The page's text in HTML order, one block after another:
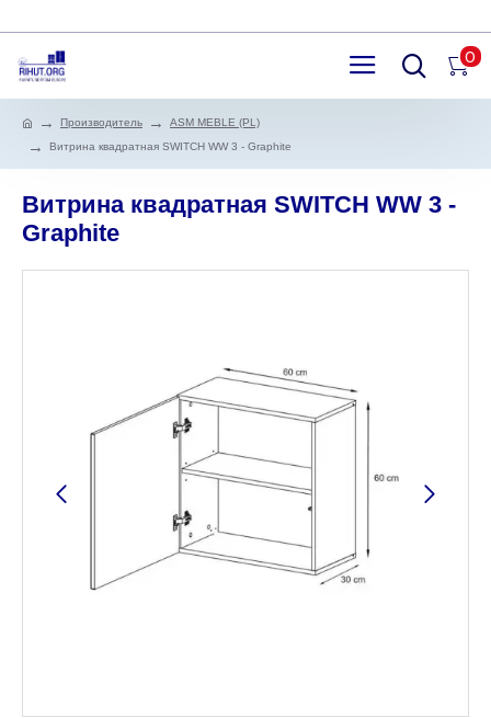
0
Производитель
ASM MEBLE (PL)
Витрина квадратная SWITCH WW 3 - Graphite
Витрина квадратная SWITCH WW 3 -
Graphite